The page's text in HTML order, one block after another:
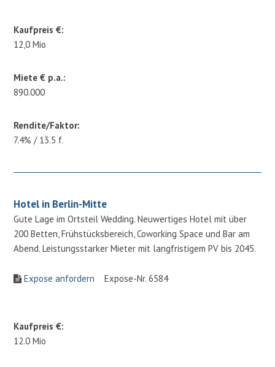
Kaufpreis €:
12,0 Mio
Miete € p.a.:
890.000
Rendite/Faktor:
7.4% / 13.5 f.
Hotel in Berlin-Mitte
Gute Lage im Ortsteil Wedding. Neuwertiges Hotel mit über
200 Betten, Frühstücksbereich, Coworking Space und Bar am
Abend. Leistungsstarker Mieter mit langfristigem PV bis 2045.
Expose anfordern Expose-Nr. 6584
Kaufpreis €:
12.0 Mio